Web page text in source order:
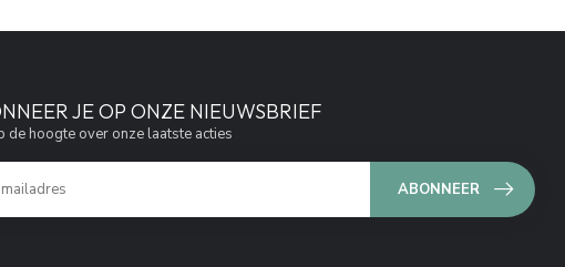
JE OP ONZE NIEUWSBRIEF
de hoogte over onze laatste acties
ABONNEER